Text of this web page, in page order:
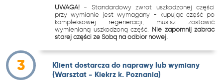
UWAGA! - Standardowy zwrot uszkodzonej części
przy wymianie jest wymagany - kupując część po
kompleksowej regeneracji, musisz zostawić
wymienianą uszkodzoną część. Nie zapomnij zabrać
starej części ze Sobą na odbiór nowej.
3
Klient dostarcza do naprawy lub wymiany
(Warsztat - Kiekrz k. Poznania)